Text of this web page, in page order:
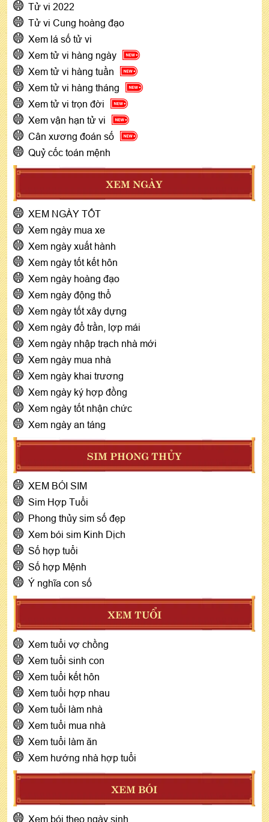
Tử vi 2022
Tử vi Cung hoàng đạo
Xem lá số tử vi
Xem tử vi hàng ngày
Xem tử vi hàng tuần
Xem tử vi hàng tháng
Xem tử vi trọn đời
Xem vận hạn tử vi
Cân xương đoán số
Quỷ cốc toán mệnh
XEM NGÀY
XEM NGÀY TỐT
Xem ngày mua xe
Xem ngày xuất hành
Xem ngày tốt kết hôn
Xem ngày hoàng đạo
Xem ngày động thổ
Xem ngày tốt xây dựng
Xem ngày đổ trần, lợp mái
Xem ngày nhập trạch nhà mới
Xem ngày mua nhà
Xem ngày khai trương
Xem ngày ký hợp đồng
Xem ngày tốt nhận chức
Xem ngày an táng
SIM PHONG THỦY
XEM BÓI SIM
Sim Hợp Tuổi
Phong thủy sim số đẹp
Xem bói sim Kinh Dịch
Số hợp tuổi
Số hợp Mệnh
Ý nghĩa con số
XEM TUỔI
Xem tuổi vợ chồng
Xem tuổi sinh con
Xem tuổi kết hôn
Xem tuổi hợp nhau
Xem tuổi làm nhà
Xem tuổi mua nhà
Xem tuổi làm ăn
Xem hướng nhà hợp tuổi
XEM BÓI
Xem bói theo ngày sinh